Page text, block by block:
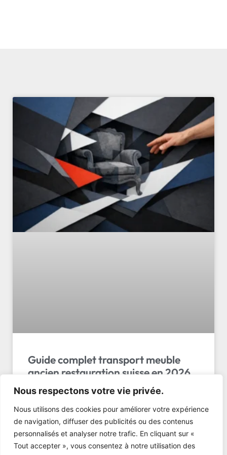
Nous respectons votre vie privée.
Nous utilisons des cookies pour améliorer votre expérience
de navigation, diffuser des publicités ou des contenus
personnalisés et analyser notre trafic. En cliquant sur «
Tout accepter », vous consentez à notre utilisation des
Guide complet transport meuble
ancien restauration suisse en 2026
Transport meuble ancien restauration suisse : 5
conseils pour protéger vos pièces de valeur lors du
transport. Obtenez votre devis gratuit.
LIRE L'ARTICLE »